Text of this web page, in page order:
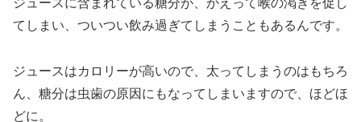
ジュースに含まれている糖分が、かえって喉の渇きを促し
てしまい、ついつい飲み過ぎてしまうこともあるんです。
ジュースはカロリーが高いので、太ってしまうのはもちろ
ん、糖分は虫歯の原因にもなってしまいますので、ほどほ
どに。